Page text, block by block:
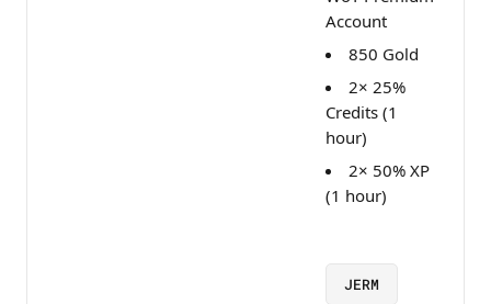
Account
850 Gold
2× 25%
Credits (1
hour)
2× 50% XP
(1 hour)
JERM